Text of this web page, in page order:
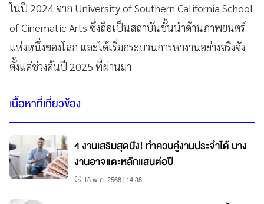
ในปี 2024 จาก University of Southern California School
of Cinematic Arts ซึ่งถือเป็นสถาบันชั้นนำด้านภาพยนตร์
แห่งหนึ่งของโลก และได้เริ่มกระบวนการหางานอย่างจริงจัง
ตั้งแต่ช่วงต้นปี 2025 ที่ผ่านมา
เนื้อหาที่เกี่ยวข้อง
4 งานเสริมสุดปัง! ทำควบคู่งานประจำได้ บาง
งานอาจแตะหลักแสนต่อปี
13 พ.ค. 2568 | 14:38